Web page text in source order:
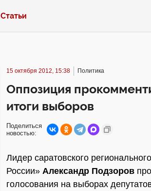
Статьи
15 октября 2012, 15:38 Политика
Оппозиция
итоги выборов
Поделиться
новостью:
Лидер саратовского
России» Александр Подзоров
голосования на выборах